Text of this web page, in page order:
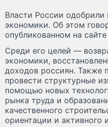
Власти России одобрили
экономики. Об этом
опубликованном на
Среди его целей —
экономики,
доходов россиян. Также
провести структурные
помощью новых
рынка труда и
качественного
ориентации и активного